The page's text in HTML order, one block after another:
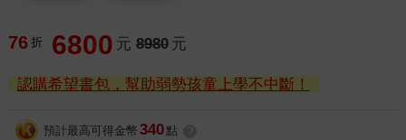
76 折 6800 元 8980 元
認購希望書包，幫助弱勢孩童上學不中斷！
預計最高可得金幣 340 點